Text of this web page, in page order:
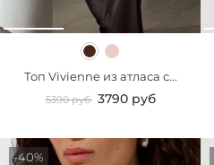
Топ Vivienne из атласа с...
5390 руб 3790 руб
-40%